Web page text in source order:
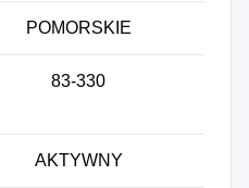
POMORSKIE
83-330
AKTYWNY